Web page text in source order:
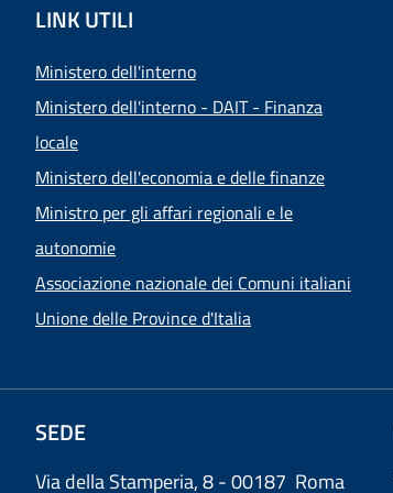
LINK UTILI
Ministero dell'interno
Ministero dell'interno - DAIT - Finanza
locale
Ministero dell'economia e delle finanze
Ministro per gli affari regionali e le
autonomie
Associazione nazionale dei Comuni italiani
Unione delle Province d'Italia
SEDE
Via della Stamperia, 8 - 00187 Roma